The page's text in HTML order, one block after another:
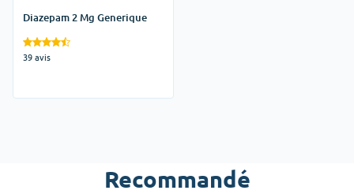
Diazepam 2 Mg Generique
39 avis
Recommandé